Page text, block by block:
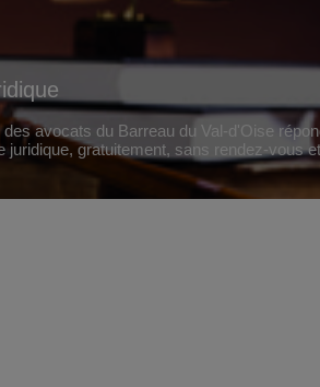
avocats du Barreau du Val-d'Oise
juridique, gratuitement, sans rendez-vous